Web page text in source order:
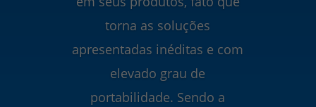
torna as soluções
apresentadas inéditas e com
elevado grau de
portabilidade. Sendo a